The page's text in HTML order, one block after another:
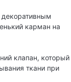
декоративным
карман на
клапан, который
ткани при